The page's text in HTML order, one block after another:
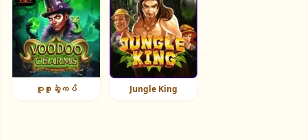
ဝူဒူးဆွဲကပ် Jungle King